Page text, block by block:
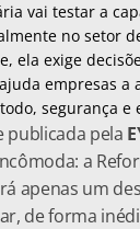
vai testar a
no setor
ela exige
empresas a
segurança e
publicada pela
a
apenas um
de forma